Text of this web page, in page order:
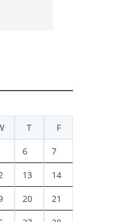
T F
6 7
13 14
20 21